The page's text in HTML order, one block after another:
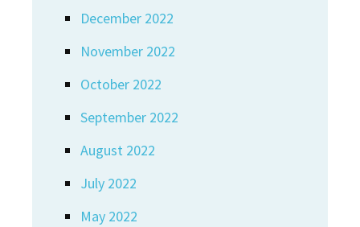
December 2022
November 2022
October 2022
September 2022
August 2022
July 2022
May 2022